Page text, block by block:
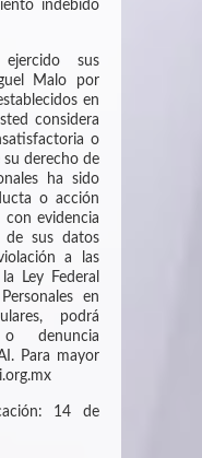
indebido
sus
Malo por
en
considera
o
derecho de
ha sido
o acción
evidencia
sus datos
a las
Ley Federal
en
podrá
denuncia
Para mayor
14 de